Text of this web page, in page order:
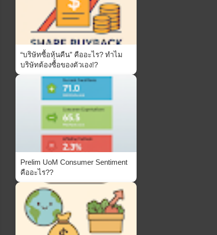
“บริษัทซื้อหุ้นคืน” คืออะไร? ทำไม
บริษัทต้องซื้อของตัวเอง!?
Prelim UoM Consumer Sentiment
คืออะไร??